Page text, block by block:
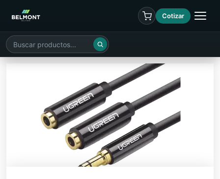
Cotizar